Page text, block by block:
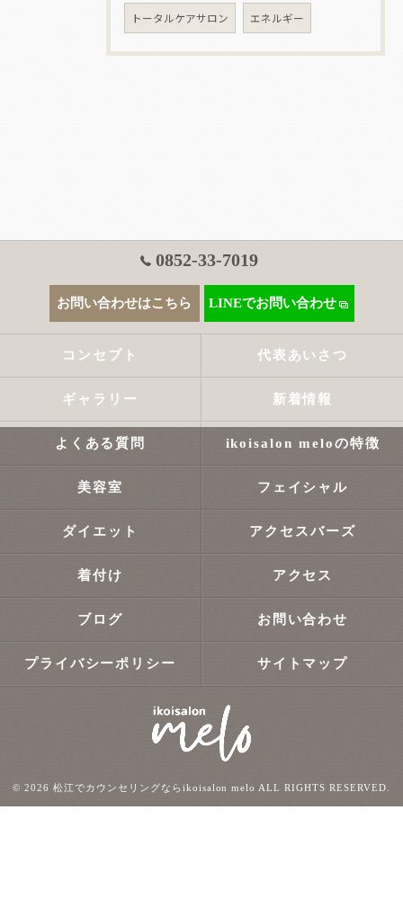
トータルケアサロン エネルギー
0852-33-7019
お問い合わせはこちら LINEでお問い合わせ
コンセプト 代表あいさつ
ギャラリー 新着情報
よくある質問 ikoisalon meloの特徴
美容室 フェイシャル
ダイエット アクセスバーズ
着付け アクセス
ブログ お問い合わせ
プライバシーポリシー サイトマップ
© 2026 松江でカウンセリングならikoisalon melo ALL RIGHTS RESERVED.